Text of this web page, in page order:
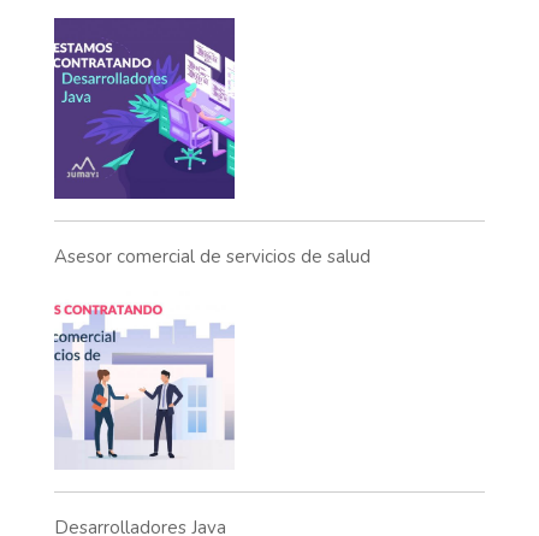
Asesor comercial de servicios de salud
Desarrolladores Java